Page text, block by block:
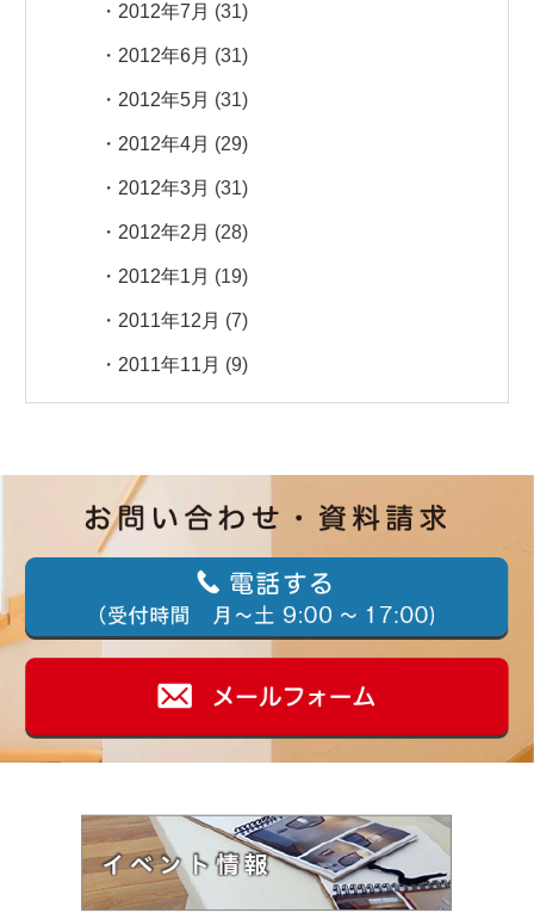
2012年7月 (31)
2012年6月 (31)
2012年5月 (31)
2012年4月 (29)
2012年3月 (31)
2012年2月 (28)
2012年1月 (19)
2011年12月 (7)
2011年11月 (9)